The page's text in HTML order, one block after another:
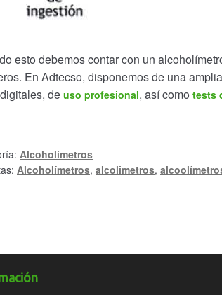
esto debemos contar con un
En Adtecso, disponemos de una
deuso profesional, así comotests
Alcoholímetros
Alcoholímetros,alcolimetros,